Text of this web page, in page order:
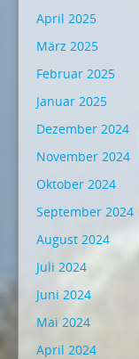
April 2025
März 2025
Februar 2025
Januar 2025
Dezember 2024
November 2024
Oktober 2024
September 2024
August 2024
Juli 2024
Juni 2024
Mai 2024
April 2024